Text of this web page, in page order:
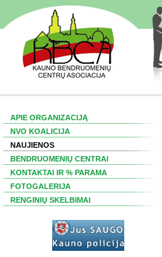
APIE ORGANIZACIJĄ
NVO KOALICIJA
NAUJIENOS
BENDRUOMENIŲ CENTRAI
KONTAKTAI IR % PARAMA
FOTOGALERIJA
RENGINIŲ SKELBIMAI